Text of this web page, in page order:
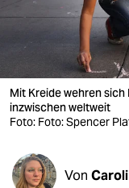
wahrheit
verlag
verlag
veranstaltungen
fragen & hilfe
Mit Kreide wehren sich
inzwischen weltweit
Foto: Foto: Spencer
Von